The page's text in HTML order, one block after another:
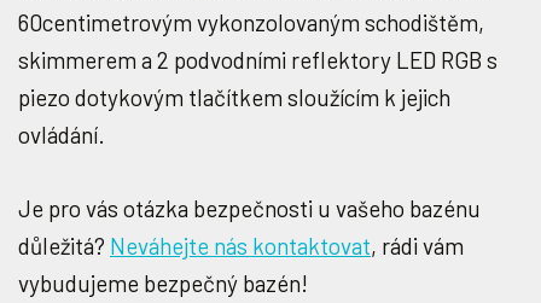
60centimetrovým vykonzolovaným schodištěm,
skimmerem a 2 podvodními reflektory LED RGB s
piezo dotykovým tlačítkem sloužícím k jejich
ovládání.
Je pro vás otázka bezpečnosti u vašeho bazénu
důležitá? Neváhejte nás kontaktovat, rádi vám
vybudujeme bezpečný bazén!